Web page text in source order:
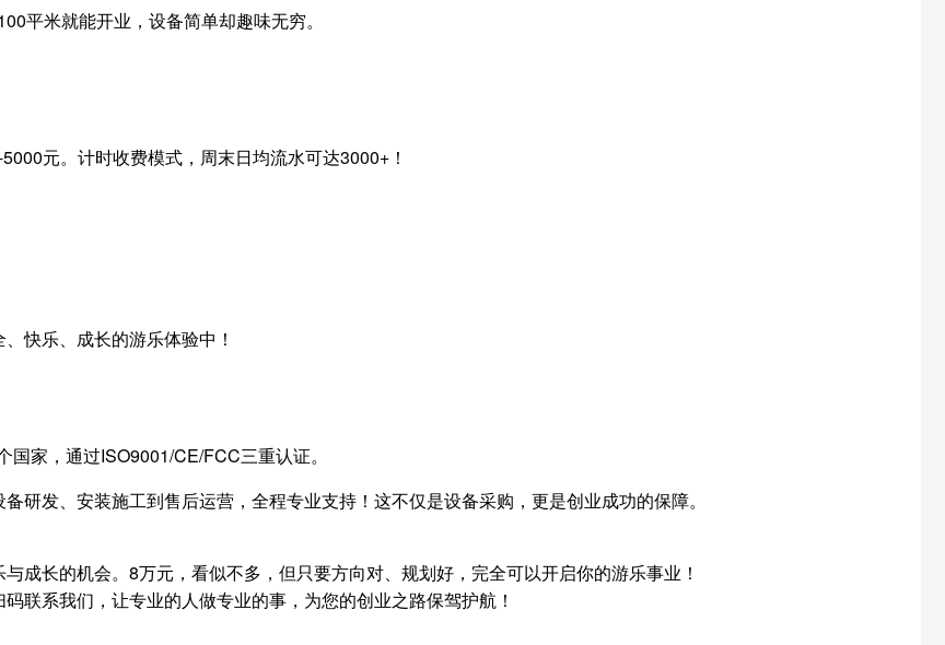
平米就能开业，设备简单却趣味无穷。
元。计时收费模式，周末日均流水可达3000+！
快乐、成长的游乐体验中！
家，通过ISO9001/CE/FCC三重认证。
研发、安装施工到售后运营，全程专业支持！这不仅是设备采购，更是创业成功的保障。
成长的机会。8万元，看似不多，但只要方向对、规划好，完全可以开启你的游乐事业！
联系我们，让专业的人做专业的事，为您的创业之路保驾护航！